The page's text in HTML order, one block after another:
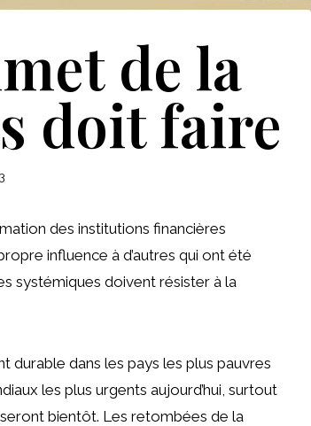
de la
doit faire
des institutions financières
influence à d’autres qui ont été
systémiques doivent résister à la
durable dans les pays les plus pauvres
les plus urgents aujourd’hui, surtout
bientôt. Les retombées de la